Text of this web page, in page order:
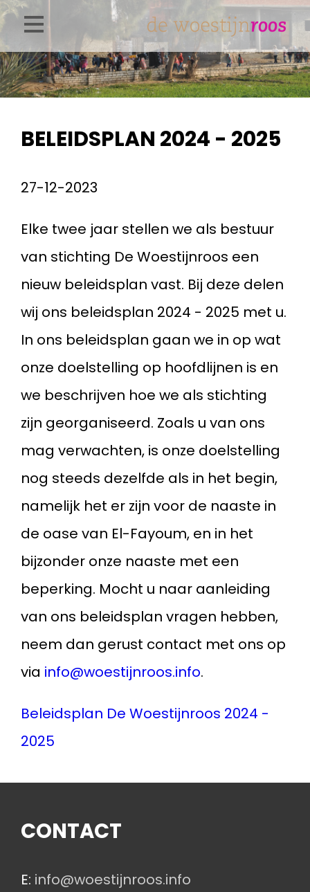
Overslaan
en
naar
de
gaan
BELEIDSPLAN 2024 - 2025
27-12-2023
Elke twee jaar stellen we als bestuur
van stichting De Woestijnroos een
nieuw beleidsplan vast. Bij deze delen
wij ons beleidsplan 2024 - 2025 met u.
In ons beleidsplan gaan we in op wat
onze doelstelling op hoofdlijnen is en
we beschrijven hoe we als stichting
zijn georganiseerd. Zoals u van ons
mag verwachten, is onze doelstelling
nog steeds dezelfde als in het begin,
namelijk het er zijn voor de naaste in
de oase van El-Fayoum, en in het
bijzonder onze naaste met een
beperking. Mocht u naar aanleiding
van ons beleidsplan vragen hebben,
neem dan gerust contact met ons op
via info@woestijnroos.info.
Beleidsplan De Woestijnroos 2024 -
2025
CONTACT
E: info@woestijnroos.info